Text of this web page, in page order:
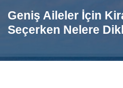
Geniş Aileler İçin
Seçerken Nelere